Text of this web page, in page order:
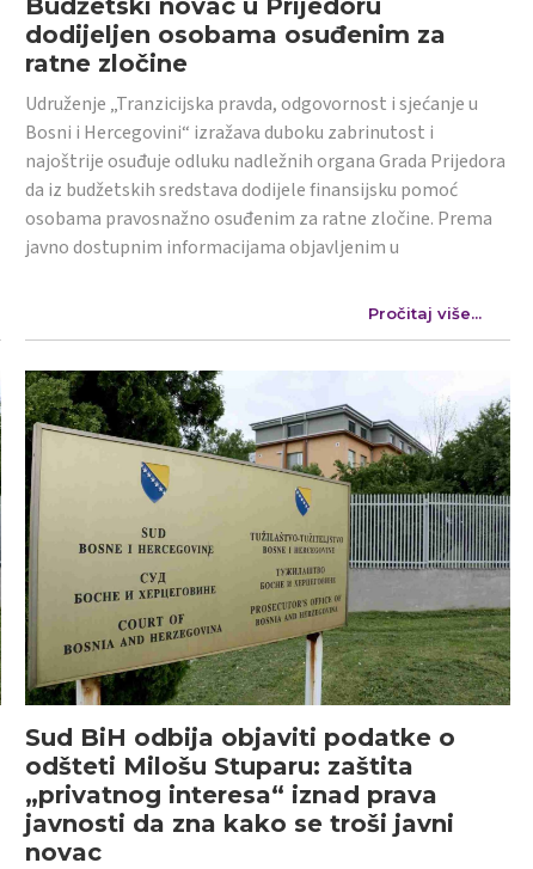
dodijeljen osobama osuđenim za
ratne zločine
Udruženje „Tranzicijska pravda, odgovornost i sjećanje u
Bosni i Hercegovini“ izražava duboku zabrinutost i
najoštrije osuđuje odluku nadležnih organa Grada Prijedora
da iz budžetskih sredstava dodijele finansijsku pomoć
osobama pravosnažno osuđenim za ratne zločine. Prema
javno dostupnim informacijama objavljenim u
Pročitaj više...
Sud BiH odbija objaviti podatke o
odšteti Milošu Stuparu: zaštita
„privatnog interesa“ iznad prava
javnosti da zna kako se troši javni
novac